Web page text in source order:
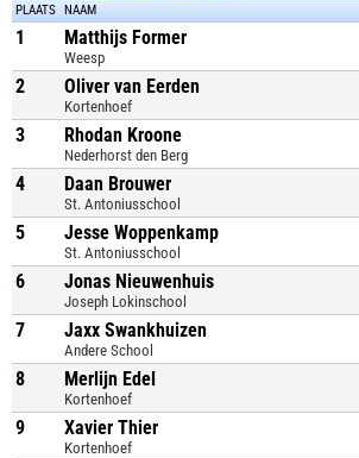
PLAATS NAAM
1 Matthijs Former
Weesp
2 Oliver van Eerden
Kortenhoef
3 Rhodan Kroone
Nederhorst den Berg
4 Daan Brouwer
St. Antoniusschool
5 Jesse Woppenkamp
St. Antoniusschool
6 Jonas Nieuwenhuis
Joseph Lokinschool
7 Jaxx Swankhuizen
Andere School
8 Merlijn Edel
Kortenhoef
9 Xavier Thier
Kortenhoef